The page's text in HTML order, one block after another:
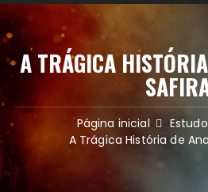
A TRÁGICA
Página inicial
A Trágica História de